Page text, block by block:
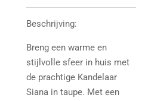
Beschrijving:
Breng een warme en
stijlvolle sfeer in huis met
de prachtige Kandelaar
Siana in taupe. Met een